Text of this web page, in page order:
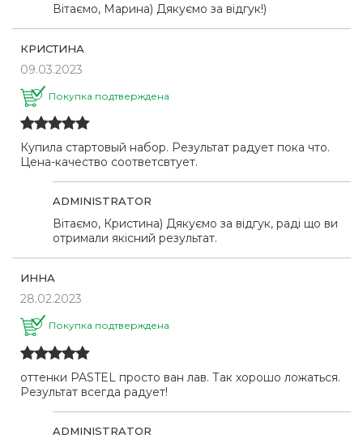
Вітаємо, Марина) Дякуємо за відгук!)
КРИСТИНА
09.03.2023
Покупка подтверждена
Купила стартовый набор. Результат радует пока что.
Цена-качество соответсвтует.
ADMINISTRATOR
Вітаємо, Кристина) Дякуємо за відгук, раді що ви
отримали якісний результат.
ИННА
28.02.2023
Покупка подтверждена
оттенки PASTEL просто ван лав. Так хорошо ложаться.
Результат всегда радует!
ADMINISTRATOR